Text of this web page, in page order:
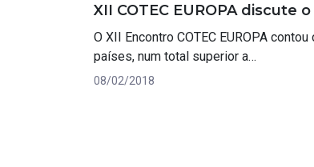
XII COTEC EUROPA
O XII Encontro COTEC EUROPA
países, num total superior a…
08/02/2018